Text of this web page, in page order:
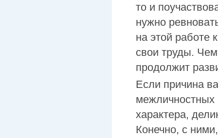
то и
нужно
на этой работе
свои труды.
продолжит
Если причина
межличностных
характера,
Конечно, с